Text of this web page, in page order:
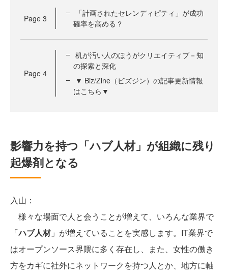
Page 3
「計画されたセレンディピティ」が成功
確率を高める？
Page 4
机が汚い人のほうがクリエイティブ－知
の探索と深化
▼ Biz/Zine（ビズジン）の記事更新情報
はこちら▼
影響力を持つ「ハブ人材」が組織に残り
起爆剤となる
入山：
様々な場面で人と会うことが増えて、いろんな業界で
「ハブ人材」が増えていることを実感します。IT業界で
はオープンソース界隈に多く存在し、また、女性の働き
方をカギに社外にネットワークを持つ人とか、地方に軸